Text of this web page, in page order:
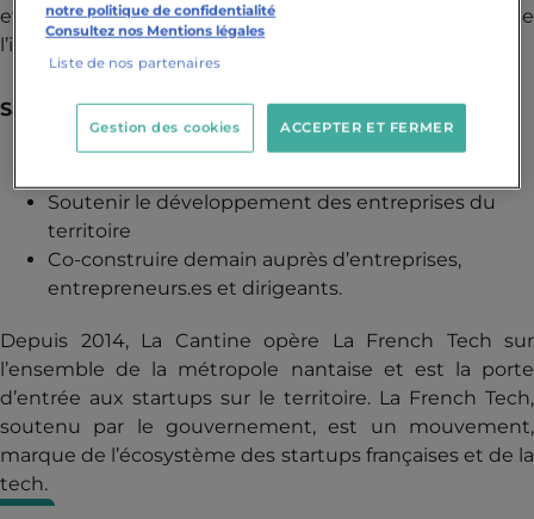
et accompagner les acteurs de l’écosystème et de
l’innovation de la tech à Nantes et sa région.
Sa mission :
Soutenir le développement des entreprises du
territoire
Co-construire demain auprès d’entreprises,
entrepreneurs.es et dirigeants.
Depuis 2014, La Cantine opère La French Tech sur
l’ensemble de la métropole nantaise et est la porte
d’entrée aux startups sur le territoire. La French Tech,
soutenu par le gouvernement, est un mouvement,
marque de l’écosystème des startups françaises et de la
tech.
notre politique de confidentialité
Consultez nos Mentions légales
Liste de nos partenaires
ACCEPTER ET FERMER
Gestion des cookies